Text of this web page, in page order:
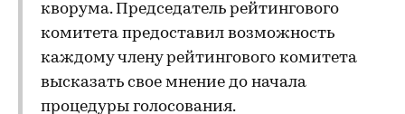
кворума. Председатель рейтингового
комитета предоставил возможность
каждому члену рейтингового комитета
высказать свое мнение до начала
процедуры голосования.